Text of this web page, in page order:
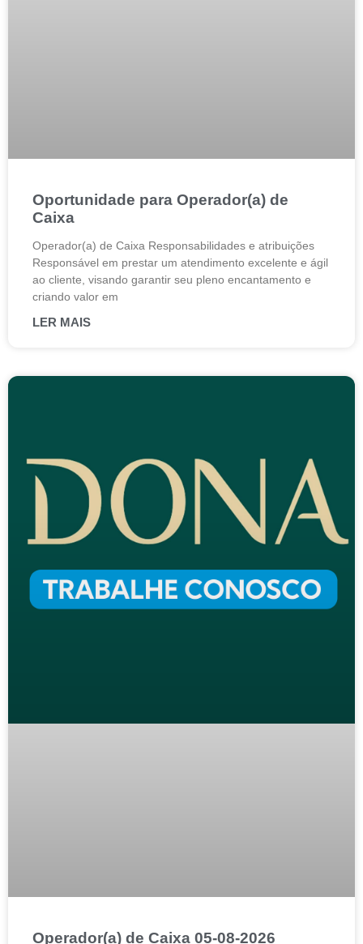
Oportunidade para Operador(a) de
Caixa
Operador(a) de Caixa Responsabilidades e atribuições
Responsável em prestar um atendimento excelente e ágil
ao cliente, visando garantir seu pleno encantamento e
criando valor em
LER MAIS
Operador(a) de Caixa 05-08-2026